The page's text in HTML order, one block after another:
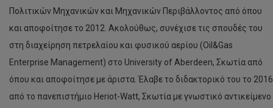
Πολιτικών Μηχανικών και Μηχανικών Περιβάλλοντος από όπου
και αποφοίτησε το 2012. Ακολούθως, συνέχισε τις σπουδές του
στη διαχείρηση πετρελαίου και φυσικού αερίου (Oil&Gas
Enterprise Management) στο University of Aberdeen, Σκωτία από
όπου και αποφοίτησε με άριστα. Έλαβε το διδακτορικό του το 2016
από το πανεπιστήμιο Heriot-Watt, Σκωτία με γνωστικό αντικείμενο